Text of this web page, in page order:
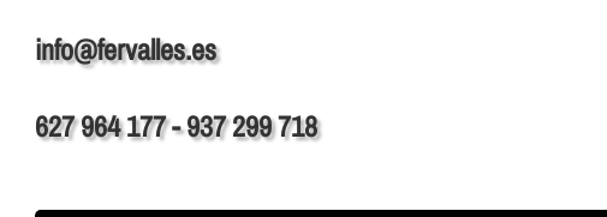
info@fervalles.es
627 964 177 - 937 299 718